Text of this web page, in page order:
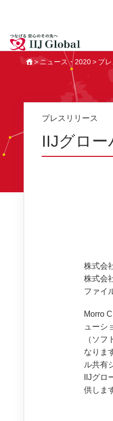
HOME
ニュース・2020 プ
プレスリリース
IIJグロ
株式会
株式会
ファイ
Morro
ューシ
（ソ
なりま
ル共有
IIJグ
供しま